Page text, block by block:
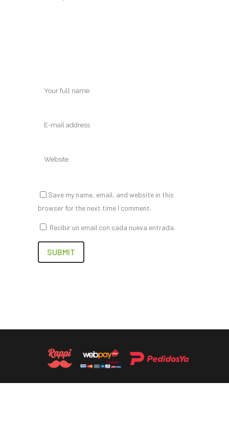
Save my name, email, and website in this
browser for the next time I comment.
Recibir un email con cada nueva entrada.
DERECHOS RESERVADOS 2019. SITIO DESARROLLADO POR